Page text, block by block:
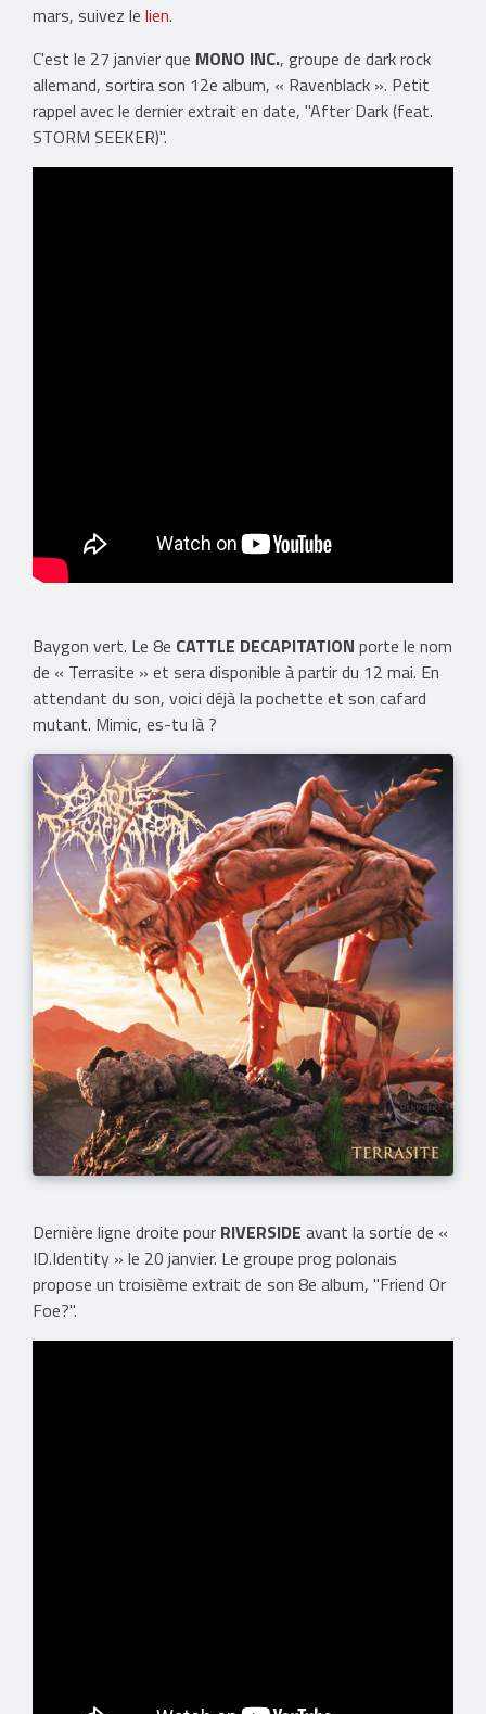
mars, suivez le lien.
C'est le 27 janvier que MONO INC., groupe de dark rock
allemand, sortira son 12e album, « Ravenblack ». Petit
rappel avec le dernier extrait en date, "After Dark (feat.
STORM SEEKER)".
Baygon vert. Le 8e CATTLE DECAPITATION porte le nom
de « Terrasite » et sera disponible à partir du 12 mai. En
attendant du son, voici déjà la pochette et son cafard
mutant. Mimic, es-tu là ?
Dernière ligne droite pour RIVERSIDE avant la sortie de «
ID.Identity » le 20 janvier. Le groupe prog polonais
propose un troisième extrait de son 8e album, "Friend Or
Foe?".